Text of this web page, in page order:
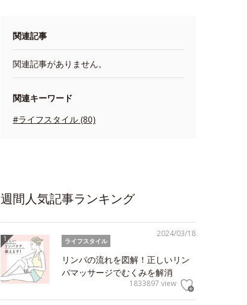
関連記事
関連記事がありません。
関連キーワード
#ライフスタイル (80)
週間人気記事ランキング
2024/03/18
ライフスタイル
リンパの流れを図解！正しいリン
パマッサージでむくみを解消
1833897 view